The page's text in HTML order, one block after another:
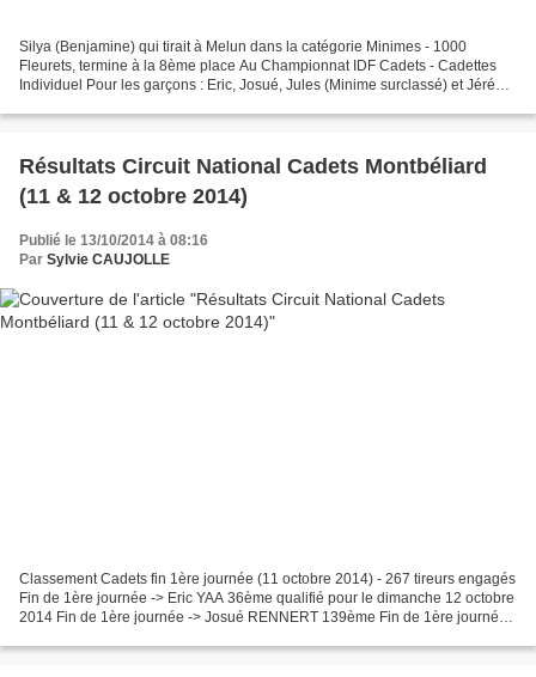
Silya (Benjamine) qui tirait à Melun dans la catégorie Minimes - 1000
Fleurets, termine à la 8ème place Au Championnat IDF Cadets - Cadettes
Individuel Pour les garçons : Eric, Josué, Jules (Minime surclassé) et Jérémy
Résultats Circuit National Cadets Montbéliard
(11 & 12 octobre 2014)
Publié le 13/10/2014 à 08:16
Par Sylvie CAUJOLLE
Classement Cadets fin 1ère journée (11 octobre 2014) - 267 tireurs engagés
Fin de 1ère journée -> Eric YAA 36ème qualifié pour le dimanche 12 octobre
2014 Fin de 1ère journée -> Josué RENNERT 139ème Fin de 1ère journée -